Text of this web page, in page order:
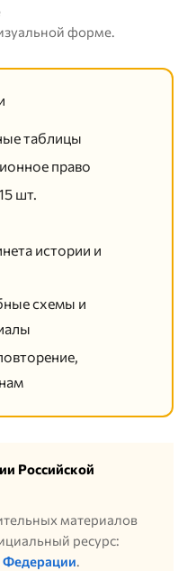
форме.
таблицы
право
шт.
истории и
схемы и
Российской
материалов
ресурс:
Федерации.